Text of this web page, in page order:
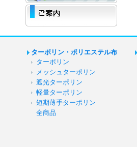
ターポリン・ポリエステル布
ターポリン
メッシュターポリン
遮光ターポリン
軽量ターポリン
短期薄手ターポリン
全商品